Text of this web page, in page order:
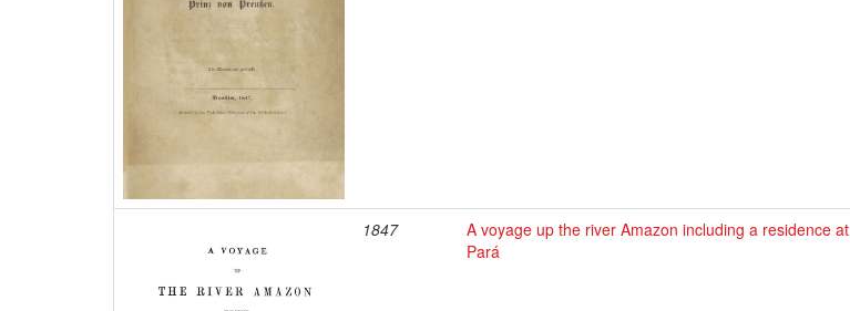
1847
A voyage up the river Amazon including a residence at
Pará